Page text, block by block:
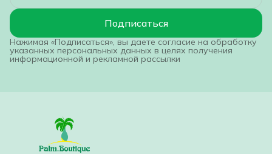
Подписаться
Нажимая «Подписаться», вы даете согласие на обработку
указанных персональных данных в целях получения
информационной и рекламной рассылки